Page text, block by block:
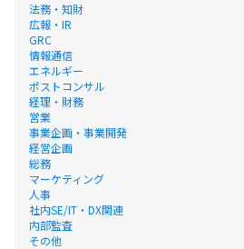
法務・知財
広報・IR
GRC
情報通信
エネルギー
ポストコンサル
経理・財務
営業
事業企画・事業開発
経営企画
総務
マーケティング
人事
社内SE/IT・DX関連
内部監査
その他